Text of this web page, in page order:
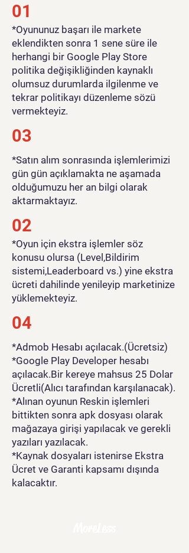
01
​*Oyununuz başarı ile markete
eklendikten sonra 1 sene süre ile
herhangi bir Google Play Store
politika değişikliğinden kaynaklı
olumsuz durumlarda ilgilenme ve
tekrar politikayı düzenleme sözü
vermekteyiz.
03
*Satın alım sonrasında işlemlerimizi
gün gün açıklamakta ne aşamada
olduğumuzu her an bilgi olarak
aktarmaktayız.
02
*Oyun için ekstra işlemler söz
konusu olursa (Level,Bildirim
sistemi,Leaderboard vs.) yine ekstra
ücreti dahilinde yenileyip marketinize
yüklemekteyiz.
04
*Admob Hesabı açılacak.(Ücretsiz)
*Google Play Developer hesabı
açılacak.Bir kereye mahsus 25 Dolar
Ücretli(Alıcı tarafından karşılanacak).
*Alınan oyunun Reskin işlemleri
bittikten sonra apk dosyası olarak
mağazaya girişi yapılacak ve gerekli
yazıları yazılacak.
*Kaynak dosyaları istenirse Ekstra
Ücret ve Garanti kapsamı dışında
kalacaktır.